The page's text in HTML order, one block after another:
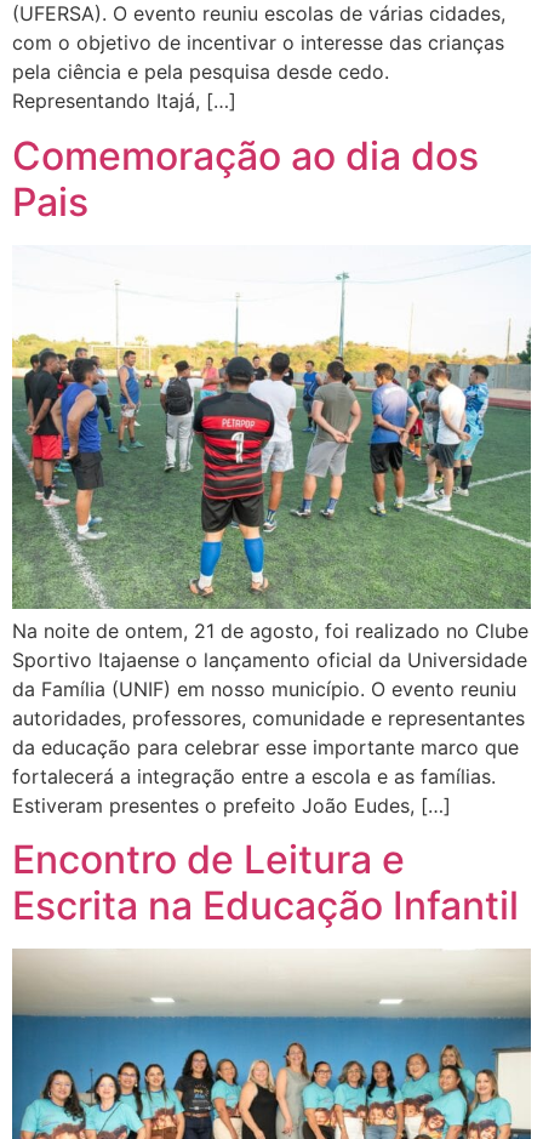
(UFERSA). O evento reuniu escolas de várias cidades,
com o objetivo de incentivar o interesse das crianças
pela ciência e pela pesquisa desde cedo.
Representando Itajá, […]
Comemoração ao dia dos
Pais
Na noite de ontem, 21 de agosto, foi realizado no Clube
Sportivo Itajaense o lançamento oficial da Universidade
da Família (UNIF) em nosso município. O evento reuniu
autoridades, professores, comunidade e representantes
da educação para celebrar esse importante marco que
fortalecerá a integração entre a escola e as famílias.
Estiveram presentes o prefeito João Eudes, […]
Encontro de Leitura e
Escrita na Educação Infantil